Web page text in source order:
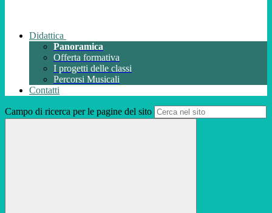
Didattica
Panoramica
Offerta formativa
I progetti delle classi
Percorsi Musicali
Contatti
Campo di ricerca per le pagine del sito